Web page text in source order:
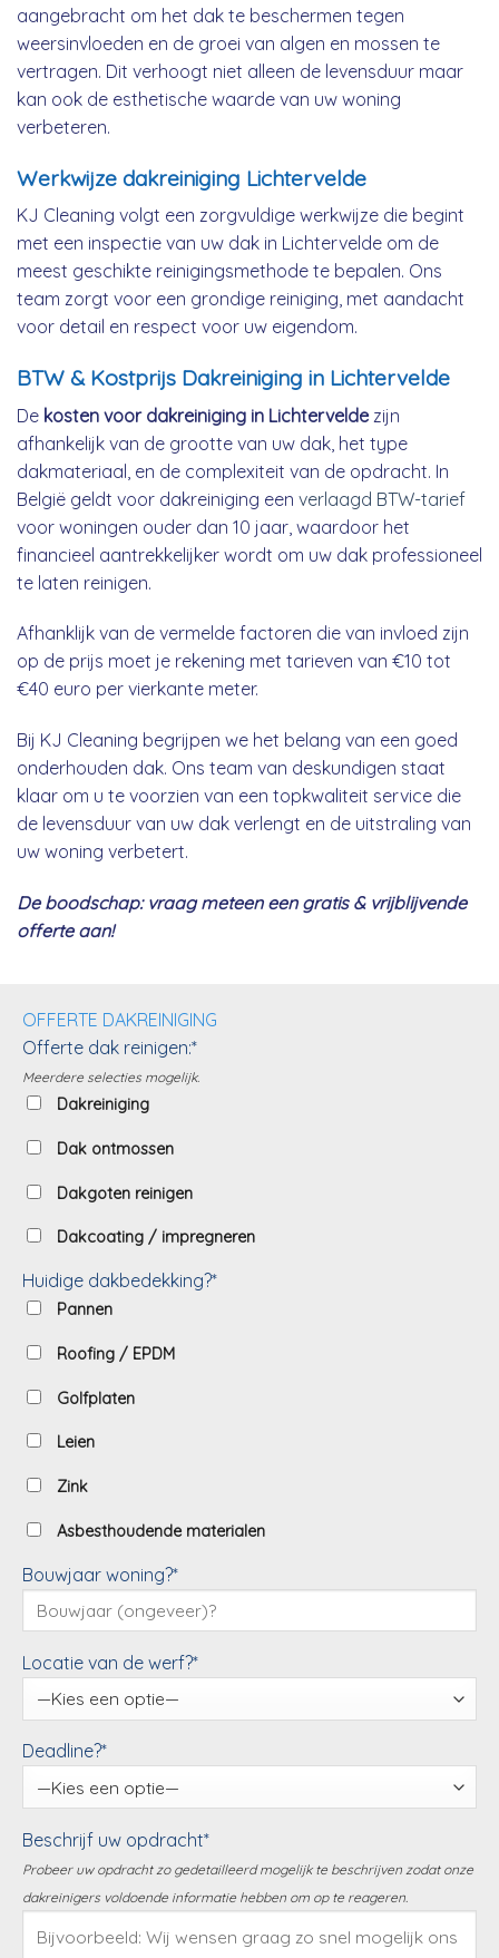
aangebracht om het dak te beschermen tegen
weersinvloeden en de groei van algen en mossen te
vertragen. Dit verhoogt niet alleen de levensduur maar
kan ook de esthetische waarde van uw woning
verbeteren.
Werkwijze dakreiniging Lichtervelde
KJ Cleaning volgt een zorgvuldige werkwijze die begint
met een inspectie van uw dak in Lichtervelde om de
meest geschikte reinigingsmethode te bepalen. Ons
team zorgt voor een grondige reiniging, met aandacht
voor detail en respect voor uw eigendom.
BTW & Kostprijs Dakreiniging in Lichtervelde
De kosten voor dakreiniging in Lichterveldezijn
afhankelijk van de grootte van uw dak, het type
dakmateriaal, en de complexiteit van de opdracht. In
België geldt voor dakreiniging een verlaagd BTW-tarief
voor woningen ouder dan 10 jaar, waardoor het
financieel aantrekkelijker wordt om uw dak professioneel
te laten reinigen.
Afhanklijk van de vermelde factoren die van invloed zijn
op de prijs moet je rekening met tarieven van €10 tot
€40 euro per vierkante meter.
Bij KJ Cleaning begrijpen we het belang van een goed
onderhouden dak. Ons team van deskundigen staat
klaar om u te voorzien van een topkwaliteit service die
de levensduur van uw dak verlengt en de uitstraling van
uw woning verbetert.
De boodschap: vraag meteen een gratis & vrijblijvende
offerte aan!
OFFERTE DAKREINIGING
Offerte dak reinigen:*
Meerdere selecties mogelijk.
Dakreiniging
Dak ontmossen
Dakgoten reinigen
Dakcoating / impregneren
Huidige dakbedekking?*
Pannen
Roofing / EPDM
Golfplaten
Leien
Zink
Asbesthoudende materialen
Bouwjaar woning?*
Locatie van de werf?*
Deadline?*
Beschrijf uw opdracht*
Probeer uw opdracht zo gedetailleerd mogelijk te beschrijven zodat onze
dakreinigers voldoende informatie hebben om op te reageren.